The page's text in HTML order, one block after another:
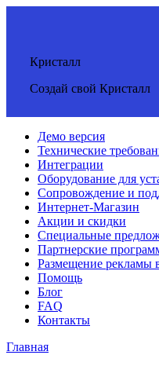
Кристалл
Создай свой Кристалл
Демо версия
Технические
Интеграции
Оборудование для
Сопровождение и
Интернет-Магазин
Акции и скидки
Специальные
Партнерские
Размещение рекламы
Помощь
Блог
FAQ
Контакты
Главная